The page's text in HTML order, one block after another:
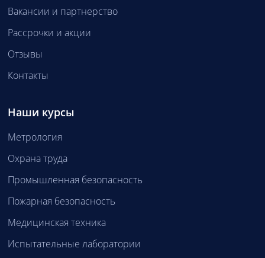
Вакансии и партнерство
Рассрочки и акции
Отзывы
Контакты
Наши курсы
Метрология
Охрана труда
Промышленная безопасность
Пожарная безопасность
Медицинская техника
Испытательные лаборатории